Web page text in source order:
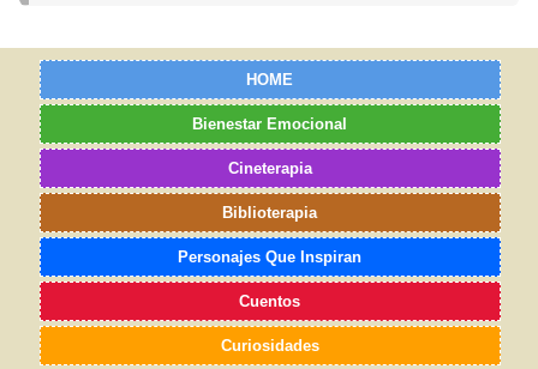
HOME
Bienestar Emocional
Cineterapia
Biblioterapia
Personajes Que Inspiran
Cuentos
Curiosidades